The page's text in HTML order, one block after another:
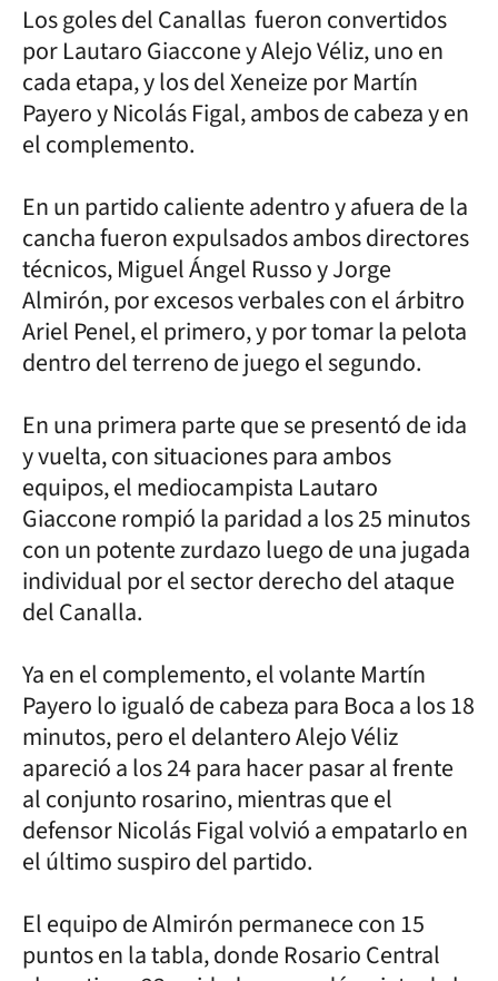
Los goles del Canallas fueron convertidos
por Lautaro Giaccone y Alejo Véliz, uno en
cada etapa, y los del Xeneize por Martín
Payero y Nicolás Figal, ambos de cabeza y en
el complemento.
En un partido caliente adentro y afuera de la
cancha fueron expulsados ambos directores
técnicos, Miguel Ángel Russo y Jorge
Almirón, por excesos verbales con el árbitro
Ariel Penel, el primero, y por tomar la pelota
dentro del terreno de juego el segundo.
En una primera parte que se presentó de ida
y vuelta, con situaciones para ambos
equipos, el mediocampista Lautaro
Giaccone rompió la paridad a los 25 minutos
con un potente zurdazo luego de una jugada
individual por el sector derecho del ataque
del Canalla.
Ya en el complemento, el volante Martín
Payero lo igualó de cabeza para Boca a los 18
minutos, pero el delantero Alejo Véliz
apareció a los 24 para hacer pasar al frente
al conjunto rosarino, mientras que el
defensor Nicolás Figal volvió a empatarlo en
el último suspiro del partido.
El equipo de Almirón permanece con 15
puntos en la tabla, donde Rosario Central